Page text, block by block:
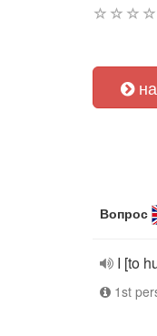
Вопрос
I [to
1st